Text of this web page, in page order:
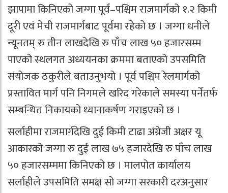
झापामा किनिएको जग्गा पूर्व–पश्चिम राजमार्गको १.२ किमी
दूरी एवं मेची राजमार्गबाट पूर्वमा रहेको छ । जग्गा धनीले
न्यूनतम् रु तीन लाखदेखि रु पाँच लाख ५० हजारसम्म
पाएको स्थलगत अध्ययनका क्रममा बताएको उपसमिति
संयोजक ठकुरीले बताउनुभयो । पूर्व पश्चिम रेलमार्गको
प्रस्तावित मार्ग पनि निगमले खरिद गरेकाले समस्या पर्नेतर्फ
सम्बन्धित निकायको ध्यानाकर्षण गराइएको छ ।
सर्लाहीमा राजमार्गदेखि दुई किमी टाढा अंग्रेजी अक्षर यू
आकारको जग्गा रु दुई लाख ७५ हजारदेखि रु पाँच लाख
५० हजारसम्ममा किनिएको छ । मालपोत कार्यालय
सर्लाहीले उपसमिति समक्ष सो जग्गा सरकारी दरअनुसार